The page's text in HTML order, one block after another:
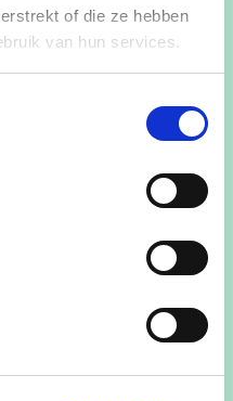
of die ze hebben
van hun services.